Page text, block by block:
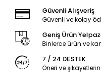
Güvenli Alışveriş
Güvenli ve kolay
Geniş Ürün
Binlerce ürün ve
7 / 24 DESTEK
Öneri ve